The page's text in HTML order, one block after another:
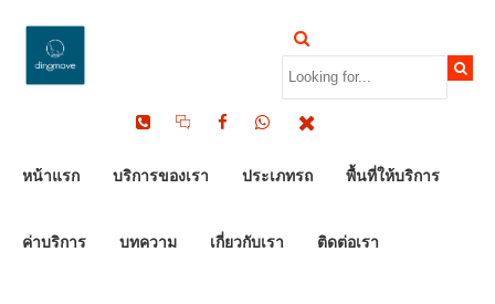
หน้าแรก บริการของเรา ประเภทรถ พื้นที่ให้บริการ
ค่าบริการ บทความ เกี่ยวกับเรา ติดต่อเรา
บริษัทขนย้าย